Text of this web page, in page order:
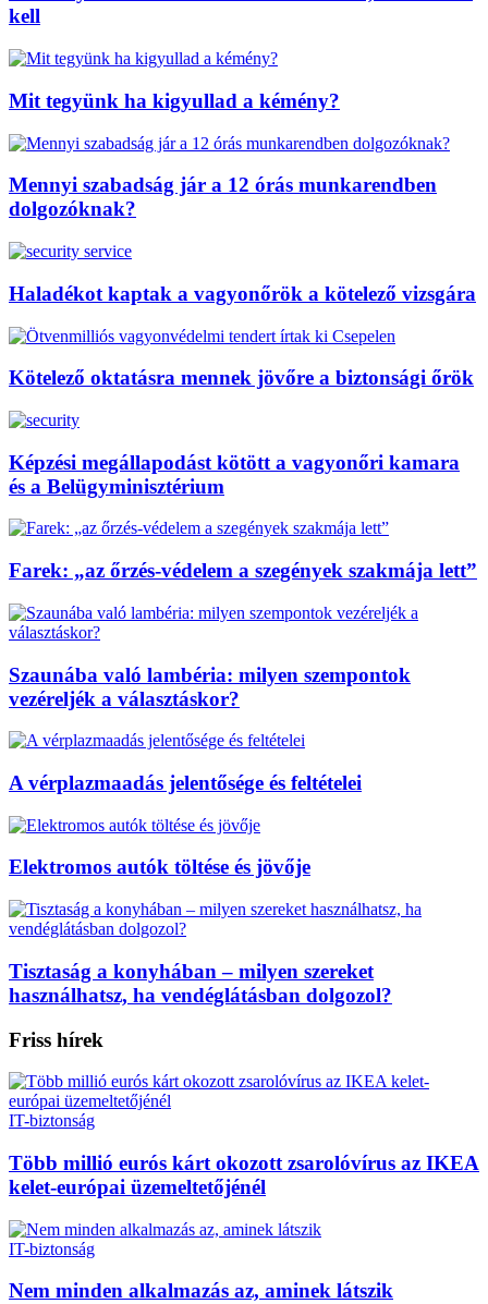
kell
Mit tegyünk ha kigyullad a kémény?
Mennyi szabadság jár a 12 órás munkarendben
dolgozóknak?
Haladékot kaptak a vagyonőrök a kötelező vizsgára
Kötelező oktatásra mennek jövőre a biztonsági őrök
Képzési megállapodást kötött a vagyonőri kamara
és a Belügyminisztérium
Farek: „az őrzés-védelem a szegények szakmája lett”
Szaunába való lambéria: milyen szempontok
vezéreljék a választáskor?
A vérplazmaadás jelentősége és feltételei
Elektromos autók töltése és jövője
Tisztaság a konyhában – milyen szereket
használhatsz, ha vendéglátásban dolgozol?
Friss hírek
IT-biztonság
Több millió eurós kárt okozott zsarolóvírus az IKEA
kelet-európai üzemeltetőjénél
IT-biztonság
Nem minden alkalmazás az, aminek látszik